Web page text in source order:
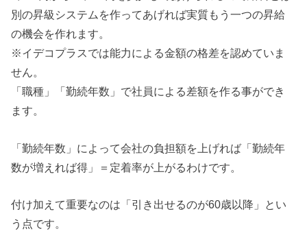
別の昇級システムを作ってあげれば実質もう一つの昇給
の機会を作れます。
※イデコプラスでは能力による金額の格差を認めていま
せん。
「職種」「勤続年数」で社員による差額を作る事ができ
ます。
「勤続年数」によって会社の負担額を上げれば「勤続年
数が増えれば得」＝定着率が上がるわけです。
付け加えて重要なのは「引き出せるのが60歳以降」とい
う点です。